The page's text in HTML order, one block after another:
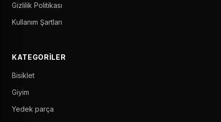
Gizlilik Politikası
Kullanım Şartları
KATEGORILER
Bisiklet
Giyim
Yedek parça